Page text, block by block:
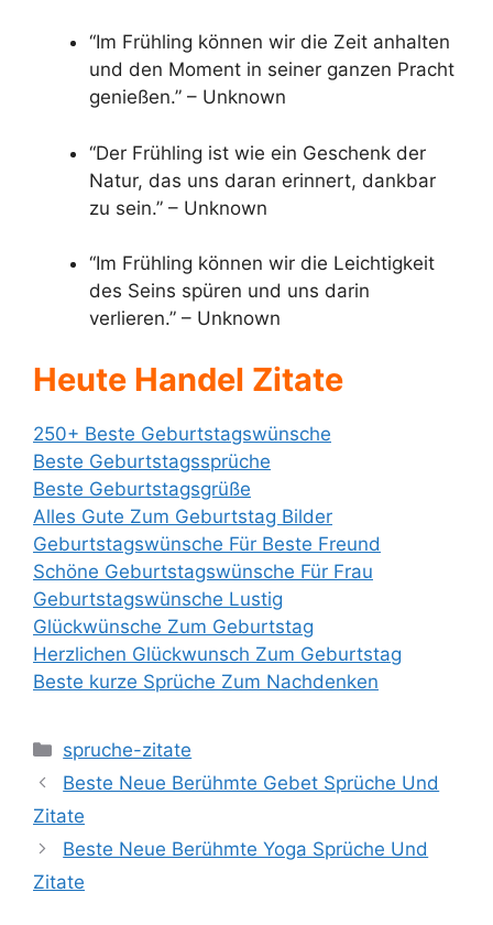
“Im Frühling können wir die Zeit anhalten
und den Moment in seiner ganzen Pracht
genießen.” – Unknown
“Der Frühling ist wie ein Geschenk der
Natur, das uns daran erinnert, dankbar
zu sein.” – Unknown
“Im Frühling können wir die Leichtigkeit
des Seins spüren und uns darin
verlieren.” – Unknown
Heute Handel Zitate
250+ Beste Geburtstagswünsche
Beste Geburtstagssprüche
Beste Geburtstagsgrüße
Alles Gute Zum Geburtstag Bilder
Geburtstagswünsche Für Beste Freund
Schöne Geburtstagswünsche Für Frau
Geburtstagswünsche Lustig
Glückwünsche Zum Geburtstag
Herzlichen Glückwunsch Zum Geburtstag
Beste kurze Sprüche Zum Nachdenken
Categories
spruche-zitate
Beste Neue Berühmte Gebet Sprüche Und
Zitate
Beste Neue Berühmte Yoga Sprüche Und
Zitate